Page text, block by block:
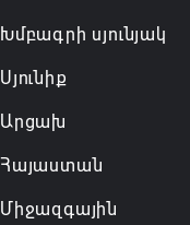
Խմբագրի սյունյակ
Սյունիք
Արցախ
Հայաստան
Միջազգային